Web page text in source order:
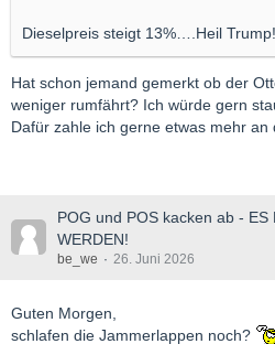
Dieselpreis steigt 13%….Heil Trump!
Hat schon jemand gemerkt ob der
weniger rumfährt? Ich würde gern
Dafür zahle ich gerne etwas mehr an
POG und POS kacken ab - ES
WERDEN!
be_we 26. Juni 2026
Guten Morgen,
schlafen die Jammerlappen noch?